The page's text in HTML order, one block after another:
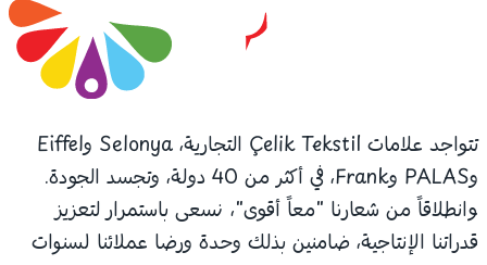
تتواجد علامات Çelik Tekstil التجارية، Selonya وEiffel
وPALAS وFrank، في أكثر من 40 دولة، وتجسد الجودة.
وانطلاقاً من شعارنا "معاً أقوى"، نسعى باستمرار لتعزيز
قدراتنا الإنتاجية، ضامنين بذلك وحدة ورضا عملائنا لسنوات